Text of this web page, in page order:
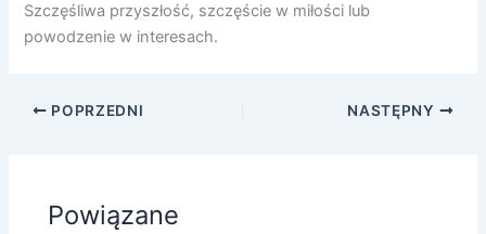
Szczęśliwa przyszłość, szczęście w miłości lub
powodzenie w interesach.
POPRZEDNI NASTĘPNY
Powiązane